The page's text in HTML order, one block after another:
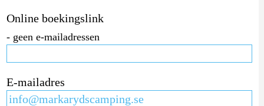
Online boekingslink
- geen e-mailadressen
E-mailadres